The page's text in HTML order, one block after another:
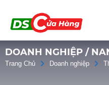
DOANH NGHIỆP /
Trang Chủ Doanh nghiệp